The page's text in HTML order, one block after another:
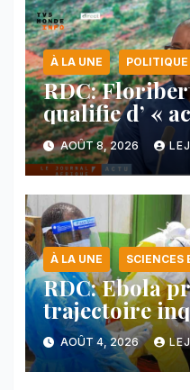
À LA UNE POLITIQUE
RDC:
qualifie d’ «
protocole de
FDLR
AOÛT 8, 2026
À LA UNE SCIENCES
RDC: Ebola
trajectoire
nord-est du
AOÛT 4, 2026